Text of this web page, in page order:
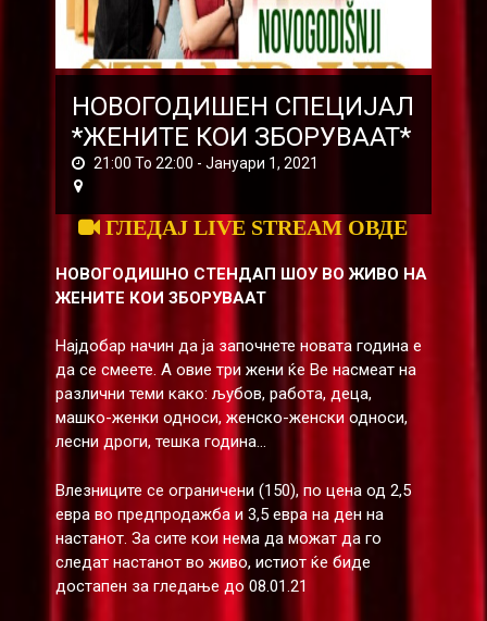
НОВОГОДИШЕН СПЕЦИЈАЛ
*ЖЕНИТЕ КОИ ЗБОРУВААТ*
21:00 To 22:00 - Јануари 1, 2021
ГЛЕДАЈ LIVE STREAM ОВДЕ
НОВОГОДИШНО СТЕНДАП ШОУ ВО ЖИВО НА
ЖЕНИТЕ КОИ ЗБОРУВААТ
Најдобар начин да ја започнете новата година е
да се смеете. A овие три жени ќе Ве насмеат на
различни теми како: љубов, работа, деца,
машко-женки односи, женско-женски односи,
лесни дроги, тешка година...
Влезниците се ограничени (150), по цена од 2,5
евра во предпродажба и 3,5 евра на ден на
настанот. За сите кои нема да можат да го
следат настанот во живо, истиот ќе биде
достапен за гледање до 08.01.21